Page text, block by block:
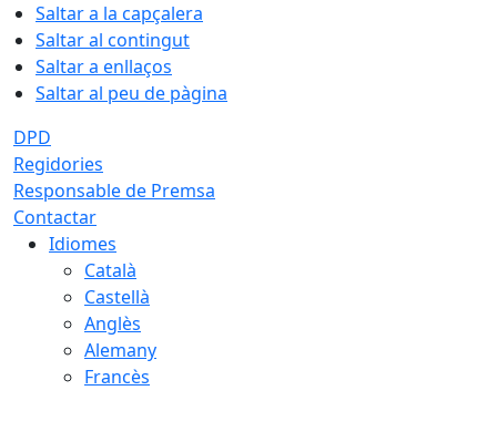
Saltar a la capçalera
Saltar al contingut
Saltar a enllaços
Saltar al peu de pàgina
DPD
Regidories
Responsable de Premsa
Contactar
Idiomes
Català
Castellà
Anglès
Alemany
Francès